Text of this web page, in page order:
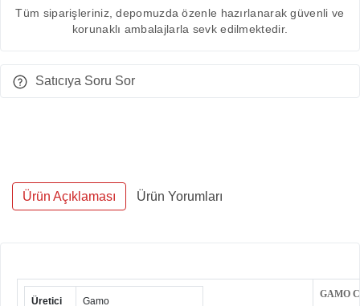
Tüm siparişleriniz, depomuzda özenle hazırlanarak güvenli ve
korunaklı ambalajlarla sevk edilmektedir.
Satıcıya Soru Sor
Ürün Açıklaması Ürün Yorumları
Üretici Gamo
GAMO